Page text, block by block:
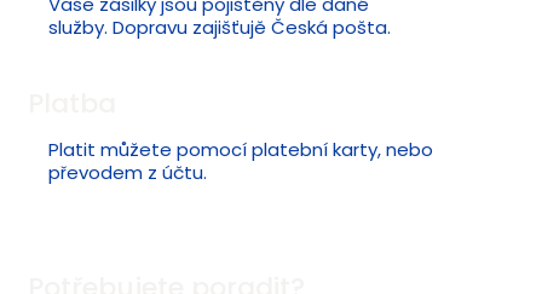
služby. Dopravu zajišťujě Česká pošta.
Platit můžete pomocí platební karty, nebo
převodem z účtu.